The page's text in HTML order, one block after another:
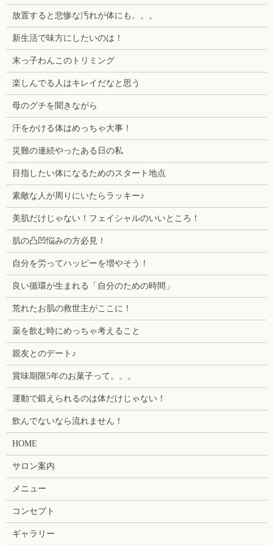
放置すると悲惨な汚れが体にも。。。
新生活で味方にしたいのは！
末っ子わんこのトリミング
楽しんでる人はキレイだなと思う
母のグチを聞きながら
汗をかける体はめっちゃ大事！
災難の連続やったある日の私
目指したい体になるためのスタート地点
素敵な人が周りにいたらラッキー♪
美肌だけじゃない！フェイシャルのいいところ！
肌の凸凹悩みの方必見！
自分を労ってハッピーを増やそう！
良い循環が生まれる「自分のための時間」
荒れたお肌の救世主がここに！
薬を飲む時にめっちゃ考えること
親友とのデート♪
賞味期限5年のお菓子って。。。
運動で鍛えられるのは体だけじゃない！
飲んでないなら流れません！
HOME
サロン案内
メニュー
コンセプト
ギャラリー